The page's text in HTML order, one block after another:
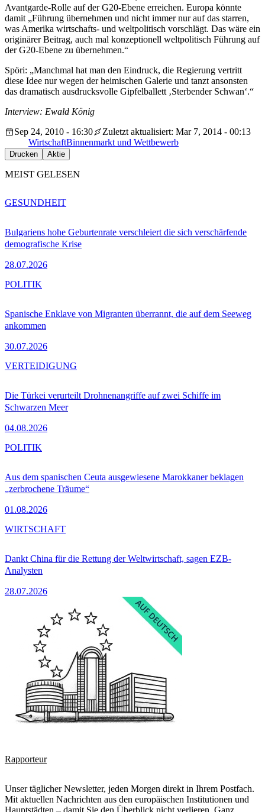
Avantgarde-Rolle auf der G20-Ebene erreichen. Europa könnte
damit „Führung übernehmen und nicht immer nur auf das starren,
was Amerika wirtschafts- und weltpolitisch vorschlägt. Das wäre ein
originärer Beitrag, auch mal konzeptionell weltpolitisch Führung auf
der G20-Ebene zu übernehmen.“
Spöri: „Manchmal hat man den Eindruck, die Regierung vertritt
diese Idee nur wegen der heimischen Galerie und tanzt ansonsten
das dramatisch ausdrucksvolle Gipfelballett ‚Sterbender Schwan‘.“
Interview: Ewald König
Sep 24, 2010 - 16:30
Zuletzt aktualisiert: Mar 7, 2014 - 00:13
WirtschaftBinnenmarkt und Wettbewerb
Drucken Aktie
MEIST GELESEN
Bulgariens hohe Geburtenrate verschleiert die sich verschärfende
demografische Krise
28.07.2026
GESUNDHEIT
Spanische Enklave von Migranten überrannt, die auf dem Seeweg
ankommen
30.07.2026
POLITIK
Die Türkei verurteilt Drohnenangriffe auf zwei Schiffe im
Schwarzen Meer
04.08.2026
VERTEIDIGUNG
Aus dem spanischen Ceuta ausgewiesene Marokkaner beklagen
„zerbrochene Träume“
01.08.2026
POLITIK
Dankt China für die Rettung der Weltwirtschaft, sagen EZB-
Analysten
28.07.2026
WIRTSCHAFT
Rapporteur
Unser täglicher Newsletter, jeden Morgen direkt in Ihrem Postfach.
Mit aktuellen Nachrichten aus den europäischen Institutionen und